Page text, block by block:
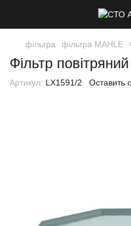
фільтра фільтра MAHLE
Фільтр повітряний
Артикул: LX1591/2 Оставить